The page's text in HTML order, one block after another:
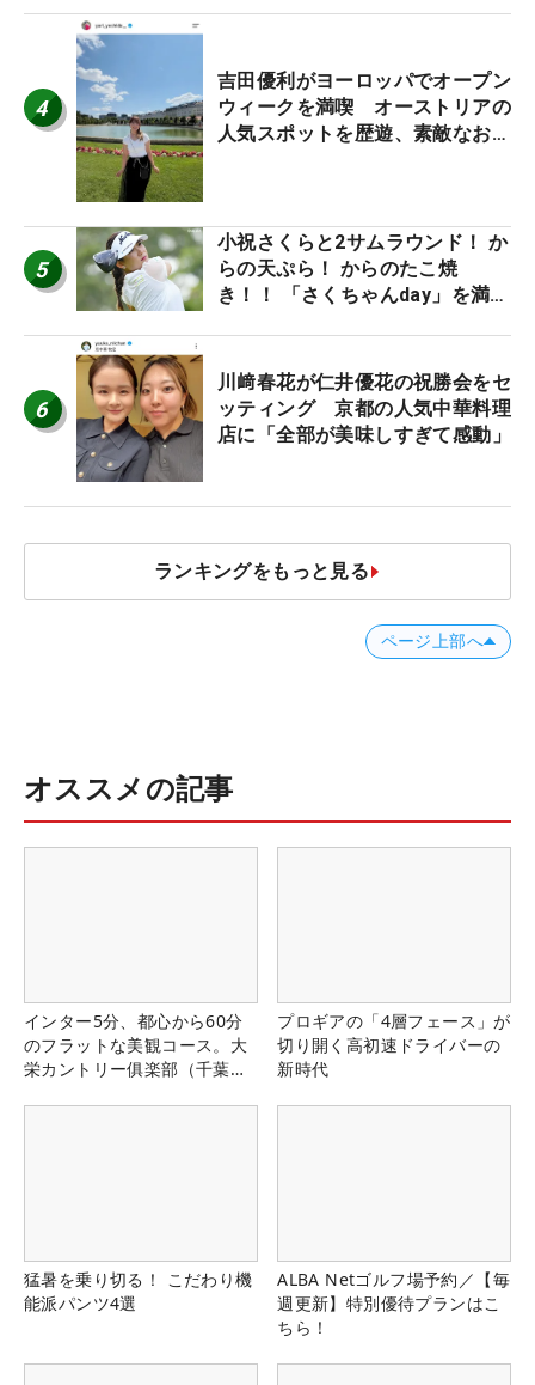
4
吉田優利がヨーロッパでオープン
ウィークを満喫 オーストリアの
人気スポットを歴遊、素敵なお土
5
小祝さくらと2サムラウンド！ か
らの天ぷら！ からのたこ焼
き！！ 「さくちゃんday」を満喫
6
川﨑春花が仁井優花の祝勝会をセ
ッティング 京都の人気中華料理
店に「全部が美味しすぎて感動」
ランキングをもっと見る
ページ上部へ
オススメの記事
インター5分、都心から60分
のフラットな美観コース。大
栄カントリー俱楽部（千葉
プロギアの「4層フェース」が
切り開く高初速ドライバーの
新時代
猛暑を乗り切る！ こだわり機
能派パンツ4選
ALBA Netゴルフ場予約／【毎
週更新】特別優待プランはこ
ちら！